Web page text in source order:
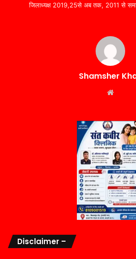
जिलाध्यक्ष 2019,25से अब तक, 2011 से
Shamsher
Disclaimer –